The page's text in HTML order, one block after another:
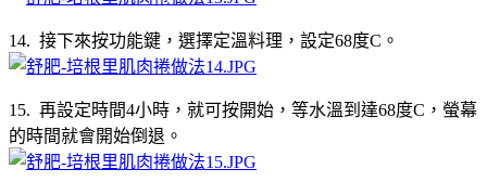
14. 接下來按功能鍵，選擇定溫料理，設定68度C。
15. 再設定時間4小時，就可按開始，等水溫到達68度C，螢幕
的時間就會開始倒退。